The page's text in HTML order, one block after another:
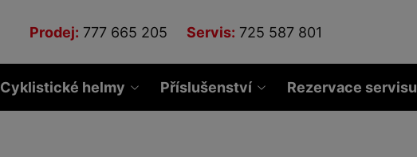
Prodej: 777 665 205 Servis: 725 587 801
Cyklistické helmy Příslušenství Rezervace servisu